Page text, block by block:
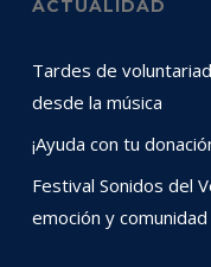
ACTUALIDAD
Tardes de
desde la música
¡Ayuda con tu
Festival Sonidos del
emoción y comunidad